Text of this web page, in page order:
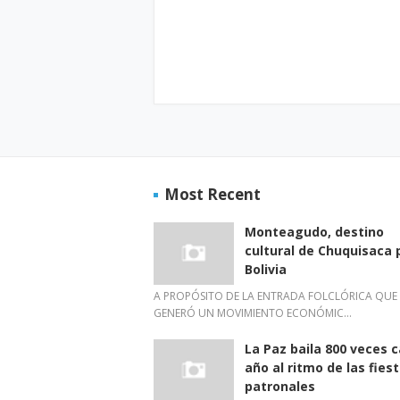
Most Recent
Monteagudo, destino
cultural de Chuquisaca
Bolivia
A PROPÓSITO DE LA ENTRADA FOLCLÓRICA QUE
GENERÓ UN MOVIMIENTO ECONÓMIC…
La Paz baila 800 veces
año al ritmo de las
patronales